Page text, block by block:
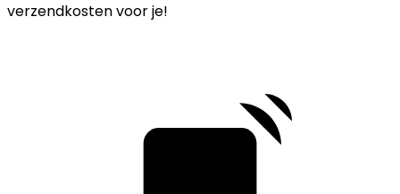
verzendkosten voor je!